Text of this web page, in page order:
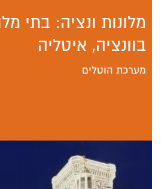
מלונות ונציה: בתי
בוונציה, איטליה
מערכת הוטלים